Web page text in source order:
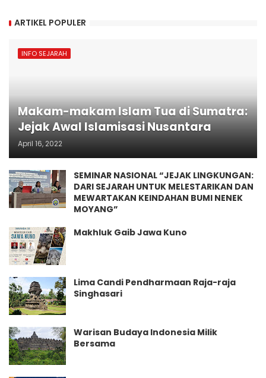
ARTIKEL POPULER
INFO SEJARAH
Makam-makam Islam Tua di Sumatra:
Jejak Awal Islamisasi Nusantara
April 16, 2022
SEMINAR NASIONAL “JEJAK LINGKUNGAN:
DARI SEJARAH UNTUK MELESTARIKAN DAN
MEWARTAKAN KEINDAHAN BUMI NENEK
MOYANG”
Makhluk Gaib Jawa Kuno
Lima Candi Pendharmaan Raja-raja
Singhasari
Warisan Budaya Indonesia Milik
Bersama